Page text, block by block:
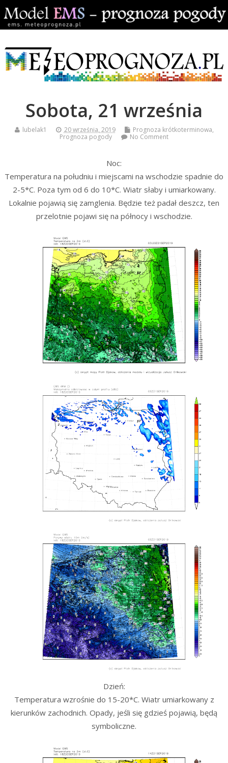
Sobota, 21 września
lubelak1 20 września, 2019 Prognoza krótkoterminowa,
Prognoza pogody
No Comment
Noc:
Temperatura na południu i miejscami na wschodzie spadnie do
2-5*C. Poza tym od 6 do 10*C. Wiatr słaby i umiarkowany.
Lokalnie pojawią się zamglenia. Będzie też padał deszcz, ten
przelotnie pojawi się na północy i wschodzie.
Dzień:
Temperatura wzrośnie do 15-20*C. Wiatr umiarkowany z
kierunków zachodnich. Opady, jeśli się gdzieś pojawią, będą
symboliczne.